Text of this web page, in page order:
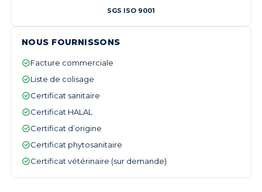
SGS ISO 9001
NOUS FOURNISSONS
Facture commerciale
Liste de colisage
Certificat sanitaire
Certificat HALAL
Certificat d’origine
Certificat phytosanitaire
Certificat vétérinaire (sur demande)